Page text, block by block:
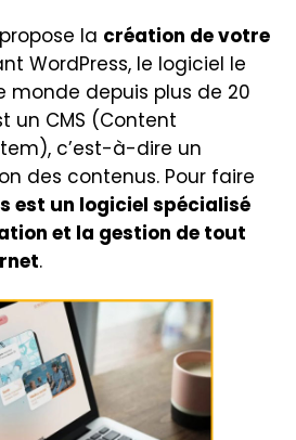
la création de votre
WordPress, le logiciel le
monde depuis plus de 20
un CMS (Content
c’est-à-dire un
des contenus. Pour faire
est un logiciel spécialisé
et la gestion de tout
.